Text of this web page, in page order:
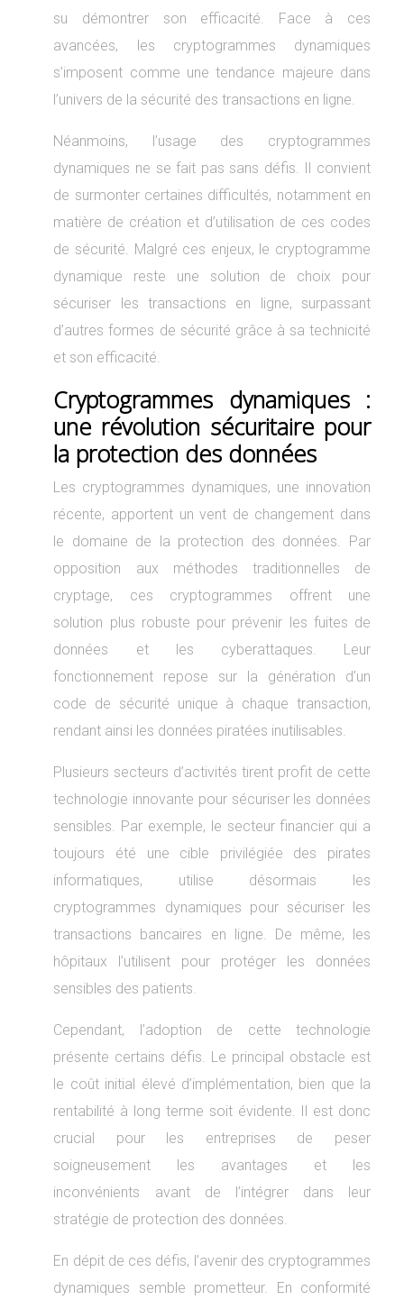
su démontrer son efficacité. Face à ces
avancées, les cryptogrammes dynamiques
s’imposent comme une tendance majeure dans
l’univers de la sécurité des transactions en ligne.
Néanmoins, l’usage des cryptogrammes
dynamiques ne se fait pas sans défis. Il convient
de surmonter certaines difficultés, notamment en
matière de création et d’utilisation de ces codes
de sécurité. Malgré ces enjeux, le cryptogramme
dynamique reste une solution de choix pour
sécuriser les transactions en ligne, surpassant
d’autres formes de sécurité grâce à sa technicité
et son efficacité.
Cryptogrammes dynamiques :
une révolution sécuritaire pour
la protection des données
Les cryptogrammes dynamiques, une innovation
récente, apportent un vent de changement dans
le domaine de la protection des données. Par
opposition aux méthodes traditionnelles de
cryptage, ces cryptogrammes offrent une
solution plus robuste pour prévenir les fuites de
données et les cyberattaques. Leur
fonctionnement repose sur la génération d’un
code de sécurité unique à chaque transaction,
rendant ainsi les données piratées inutilisables.
Plusieurs secteurs d’activités tirent profit de cette
technologie innovante pour sécuriser les données
sensibles. Par exemple, le secteur financier qui a
toujours été une cible privilégiée des pirates
informatiques, utilise désormais les
cryptogrammes dynamiques pour sécuriser les
transactions bancaires en ligne. De même, les
hôpitaux l’utilisent pour protéger les données
sensibles des patients.
Cependant, l’adoption de cette technologie
présente certains défis. Le principal obstacle est
le coût initial élevé d’implémentation, bien que la
rentabilité à long terme soit évidente. Il est donc
crucial pour les entreprises de peser
soigneusement les avantages et les
inconvénients avant de l’intégrer dans leur
stratégie de protection des données.
En dépit de ces défis, l’avenir des cryptogrammes
dynamiques semble prometteur. En conformité